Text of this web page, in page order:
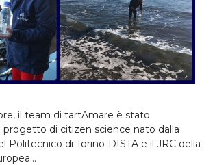
il team di tartAmare è stato
di citizen science nato dalla
Politecnico di Torino-DISTA e il JRC della